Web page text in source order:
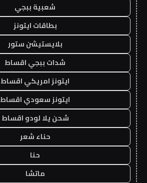
شعبية ببجي
بطاقات ايتونز
بلايستيشن ستور
شدات ببجي اقساط
ايتونز امريكي اقساط
ايتونز سعودي اقساط
شحن يلا لودو اقساط
حناء شعر
حنا
ماتشا